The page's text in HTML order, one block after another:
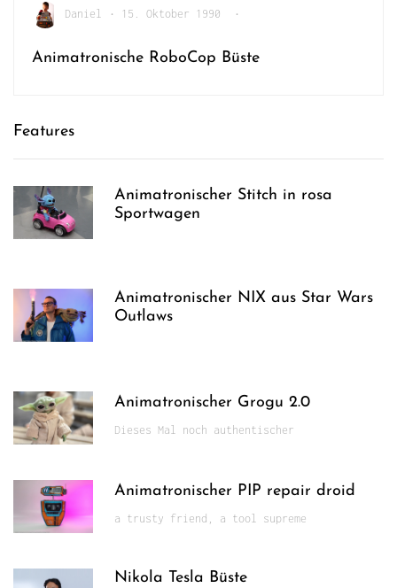
Daniel • 15. Oktober 1990 •
Animatronische RoboCop Büste
Features
Animatronischer Stitch in rosa
Sportwagen
Animatronischer NIX aus Star Wars
Outlaws
Animatronischer Grogu 2.0
Dieses Mal noch authentischer
Animatronischer PIP repair droid
a trusty friend, a tool supreme
Nikola Tesla Büste